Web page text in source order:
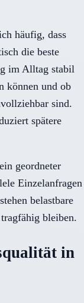
häufig, dass
die beste
im Alltag stabil
können und ob
sind.
spätere
geordneter
Einzelanfragen
belastbare
bleiben.
in